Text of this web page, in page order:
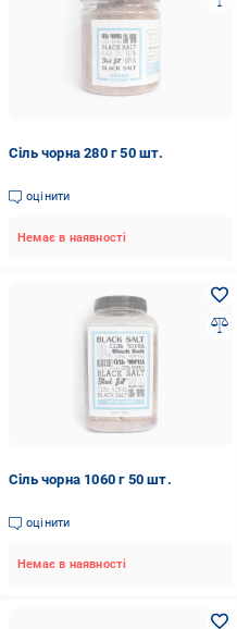
Сіль чорна 280 г 50 шт.
оцінити
Немає в наявності
Сіль чорна 1060 г 50 шт.
оцінити
Немає в наявності